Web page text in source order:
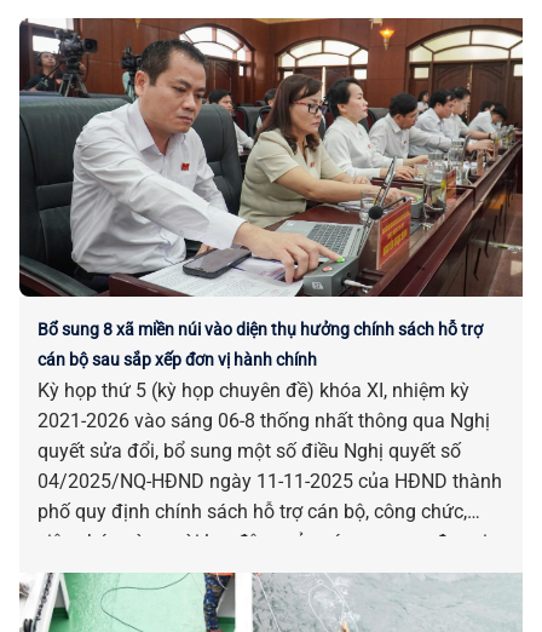
Bổ sung 8 xã miền núi vào diện thụ hưởng chính sách hỗ trợ
cán bộ sau sắp xếp đơn vị hành chính
Kỳ họp thứ 5 (kỳ họp chuyên đề) khóa XI, nhiệm kỳ
2021-2026 vào sáng 06-8 thống nhất thông qua Nghị
quyết sửa đổi, bổ sung một số điều Nghị quyết số
04/2025/NQ-HĐND ngày 11-11-2025 của HĐND thành
phố quy định chính sách hỗ trợ cán bộ, công chức,
viên chức và người lao động của các cơ quan, đơn vị
bị tác động, ảnh hưởng do sắp xếp đơn vị hành chính.